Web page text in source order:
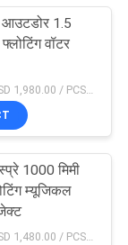
जेट
19
1.5
वॉटर
1000 मिमी
म्यूजिकल